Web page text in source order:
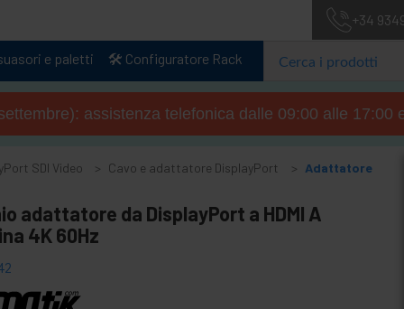
+34
e paletti 🛠️ Configuratore Rack
assistenza telefonica dalle 09:00 alle 17:00
SDI Video Cavo e adattatore DisplayPort
Adattatore
adattatore da DisplayPort a HDMI A
4K 60Hz